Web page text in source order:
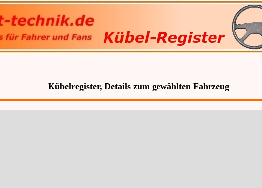
Kübelregister, Details zum gewählten Fahrzeug